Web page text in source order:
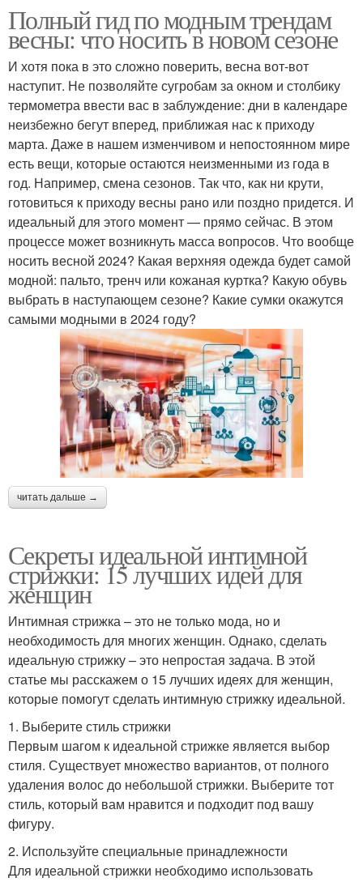
Полный гид по модным трендам
весны: что носить в новом сезоне
И хотя пока в это сложно поверить, весна вот-вот
наступит. Не позволяйте сугробам за окном и столбику
термометра ввести вас в заблуждение: дни в календаре
неизбежно бегут вперед, приближая нас к приходу
марта. Даже в нашем изменчивом и непостоянном мире
есть вещи, которые остаются неизменными из года в
год. Например, смена сезонов. Так что, как ни крути,
готовиться к приходу весны рано или поздно придется. И
идеальный для этого момент — прямо сейчас. В этом
процессе может возникнуть масса вопросов. Что вообще
носить весной 2024? Какая верхняя одежда будет самой
модной: пальто, тренч или кожаная куртка? Какую обувь
выбрать в наступающем сезоне? Какие сумки окажутся
самыми модными в 2024 году?
читать дальше →
Секреты идеальной интимной
стрижки: 15 лучших идей для
женщин
Интимная стрижка – это не только мода, но и
необходимость для многих женщин. Однако, сделать
идеальную стрижку – это непростая задача. В этой
статье мы расскажем о 15 лучших идеях для женщин,
которые помогут сделать интимную стрижку идеальной.
1. Выберите стиль стрижки
Первым шагом к идеальной стрижке является выбор
стиля. Существует множество вариантов, от полного
удаления волос до небольшой стрижки. Выберите тот
стиль, который вам нравится и подходит под вашу
фигуру.
2. Используйте специальные принадлежности
Для идеальной стрижки необходимо использовать